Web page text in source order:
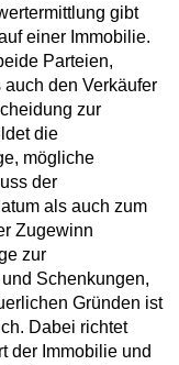
gibt
einer Immobilie.
Parteien,
den Verkäufer
zur
die
mögliche
der
als auch zum
Zugewinn
zur
Schenkungen,
Gründen ist
Dabei richtet
der Immobilie und